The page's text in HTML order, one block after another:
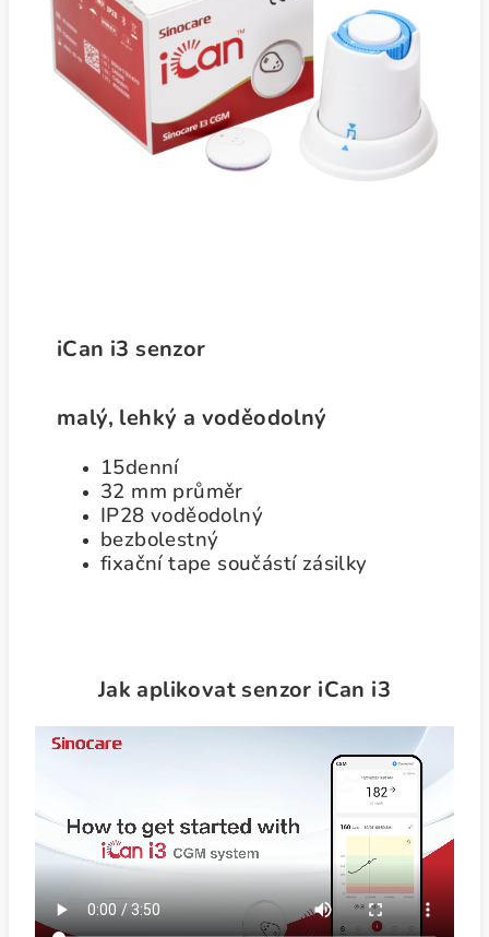
iCan i3 senzor
malý, lehký a voděodolný
15denní
32 mm průměr
IP28 voděodolný
bezbolestný
fixační tape součástí zásilky
Jak aplikovat senzor iCan i3